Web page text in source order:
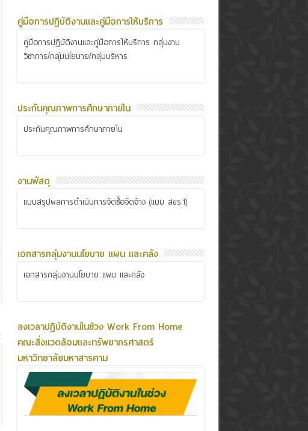
คู่มือการปฏิบัติงานและคู่มือการให้บริการ
คู่มือการปฏิบัติงานและคู่มือการให้บริการ กลุ่มงาน
วิชาการ/กลุ่มนโยบาย/กลุ่มบริหาร
ประกันคุณภาพการศึกษาภายใน
ประกันคุณภาพการศึกษาภายใน
งานพัสดุ
แบบสรุปผลการดำเนินการจัดซื้อจัดจ้าง (แบบ สขร.1)
เอกสารกลุ่มงานนโยบาย แผน และคลัง
เอกสารกลุ่มงานนโยบาย แผน และคลัง
ลงเวลาปฏิบัติงานในช่วง Work From Home
คณะสิ่งแวดล้อมและทรัพยากรศาสตร์
มหาวิทยาลัยมหาสารคาม